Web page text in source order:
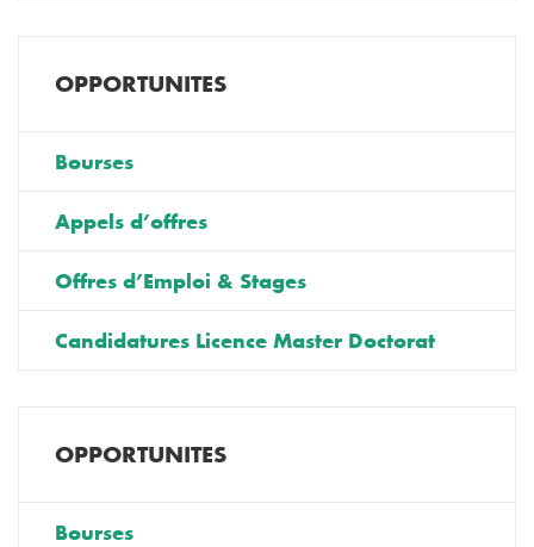
OPPORTUNITES
Bourses
Appels d’offres
Offres d’Emploi & Stages
Candidatures Licence Master Doctorat
OPPORTUNITES
Bourses